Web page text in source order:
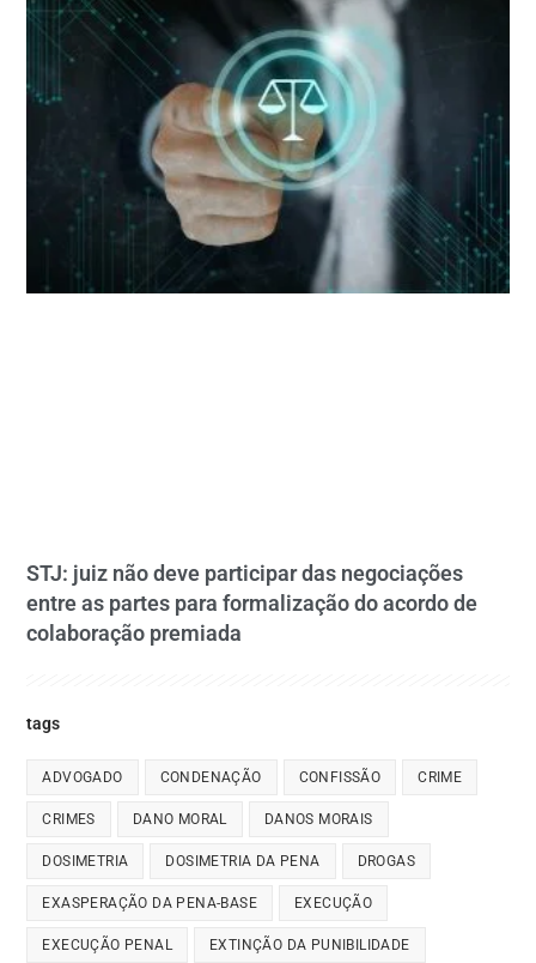
STJ: juiz não deve participar das negociações
entre as partes para formalização do acordo de
colaboração premiada
tags
ADVOGADO CONDENAÇÃO CONFISSÃO CRIME
CRIMES DANO MORAL DANOS MORAIS
DOSIMETRIA DOSIMETRIA DA PENA DROGAS
EXASPERAÇÃO DA PENA-BASE EXECUÇÃO
EXECUÇÃO PENAL EXTINÇÃO DA PUNIBILIDADE